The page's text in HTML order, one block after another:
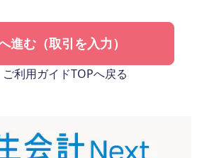
進む（取引を入力）
ご利用ガイドTOPへ戻る